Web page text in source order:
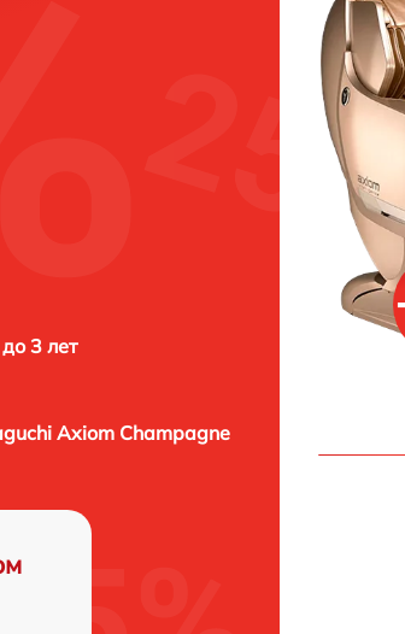
3 лет
Axiom Champagne